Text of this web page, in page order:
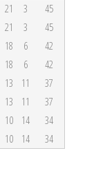
21 3
45
21 3
45
18 6
42
18 6
42
13 11
37
13 11
37
10 14
34
10 14 34